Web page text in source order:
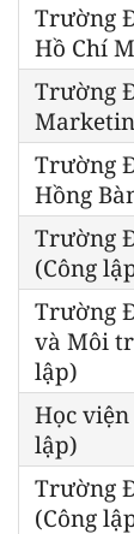
Trường
Hồ Chí
Trường
Trường
Hồng
Trường
(Công
Trường
và Môi
lập)
Học
lập)
Trường
(Công